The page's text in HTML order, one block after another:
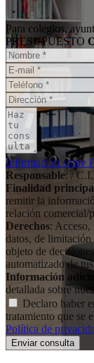
Para colegios,
PRESUPUESTO
Información sobre
Responsable: /
Finalidad
remitir la
relación comercial/
Derechos:
datos, de
objeto de
automatizado de
Información
detallada sobre
Declaro haber
tratamiento que se
Política de